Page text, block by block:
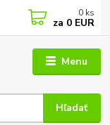
Menu
Hľadať
0 ks
za 0 EUR